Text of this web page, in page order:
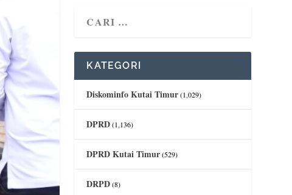
KATEGORI
Diskominfo Kutai Timur(1,029)
DPRD(1,136)
DPRD Kutai Timur(529)
DRPD(8)